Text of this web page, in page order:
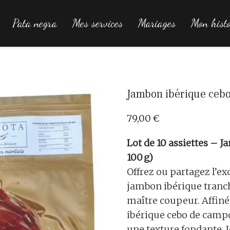
Pata negra Mes services Mariages Mon
Jambon ibérique
79,00€
Lot de 10 assiettes –
100 g)
Offrez ou partagez
jambon ibérique
maître coupeur.
ibérique cebo de